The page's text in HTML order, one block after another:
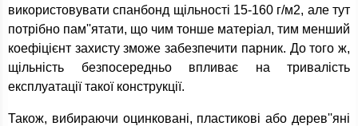
використовувати спанбонд щільності 15-160 г/м2, але тут
потрібно пам''ятати, що чим тонше матеріал, тим менший
коефіцієнт захисту зможе забезпечити парник. До того ж,
щільність безпосередньо впливає на тривалість
експлуатації такої конструкції.
Також, вибираючи оцинковані, пластикові або дерев''яні